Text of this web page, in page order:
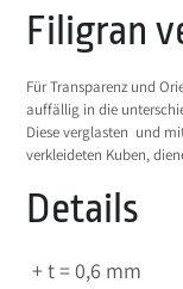
Filigran
Für Transparenz und
auffällig in die
Diese verglasten und
verkleideten Kuben,
Details
t = 0,6 mm